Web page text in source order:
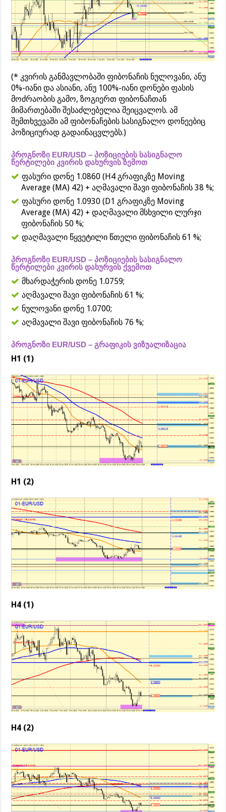
(* კვირის განმავლობაში ფიბონაჩის ნულოვანი, ანუ
0%-იანი და ასიანი, ანუ 100%-იანი დონები ფასის
მოძრაობის გამო, ზოგიერთ ფიბონაჩთან
მიმართებაში შესაძლებელია შეიცვალოს. ამ
შემთხვევაში ამ ფიბონაჩების სასიგნალო დონეებიც
პოზიციურად გადაინაცვლებს.)
პროგნოზი EUR/USD – პოზიციების სასიგნალო
წერტილები კვირის დახურვის ზემოთ
ფასური დონე 1.0860 (H4 გრაფიკზე Moving
Average (MA) 42) + აღმავალი შავი ფიბონაჩის 38 %;
ფასური დონე 1.0930 (D1 გრაფიკზე Moving
Average (MA) 42) + დაღმავალი მსხვილი ლურჯი
ფიბონაჩის 50 %;
დაღმავალი წყვეტილი წთელი ფიბონაჩის 61 %;
პროგნოზი EUR/USD – პოზიციების სასიგნალო
წერტილები კვირის დახურვის ქვემოთ
მხარდაჭერის დონე 1.0759;
აღმავალი შავი ფიბონაჩის 61 %;
ნულოვანი დონე 1.0700;
აღმავალი შავი ფიბონაჩის 76 %;
პროგნოზი EUR/USD – გრაფიკის ვიზუალიზაცია
H1 (1)
H1 (2)
H4 (1)
H4 (2)